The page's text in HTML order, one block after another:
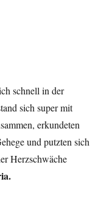
schnell in der
sich super mit
erkundeten
und putzten sich
Herzschwäche